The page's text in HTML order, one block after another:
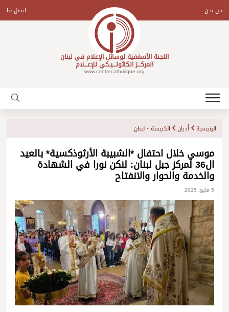
contentمن نحن اتصل بنا
اللجنة الأسقفية لوسائل الإعلام في لبنان
المركـــز الكاثولـــيـكي للإعـــلام
www.centrecatholique.org
الرئيسية أديان الكنيسة - لبنان
موسي خلال احتفال *الشبيبة الأرثوذكسية* بالعيد
ال36 لمركز جبل لبنان: لنكن نورا في الشهادة
والخدمة والحوار والانفتاح
5 مايو، 2025